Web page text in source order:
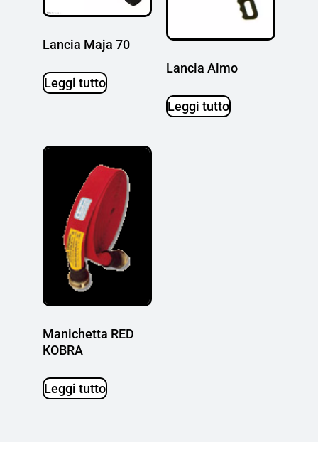
Lancia Maja 70
Leggi tutto
Lancia Almo
Leggi tutto
Manichetta RED
KOBRA
Leggi tutto